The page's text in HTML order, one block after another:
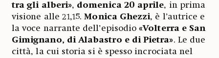
tra gli alberi», domenica 20 aprile, in prima
visione alle 21,15.Monica Ghezzi, è l’autrice e
la voce narrante dell’episodio«Volterra e San
Gimignano, di Alabastro e di Pietra». Le due
città, la cui storia si è spesso incrociata nel